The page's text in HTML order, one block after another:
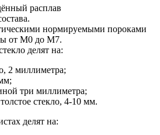
расплав
нормируемыми пороками
от М0 до М7.
делят на:
2 миллиметра;
три миллиметра;
стекло, 4-10 мм.
делят на: